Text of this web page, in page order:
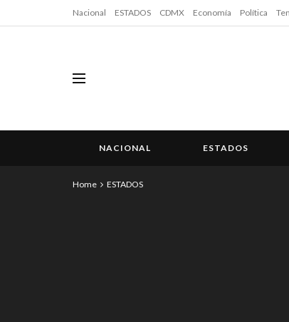
Nacional ESTADOS CDMX Economía Política
NACIONAL ESTADOS
Home ESTADOS